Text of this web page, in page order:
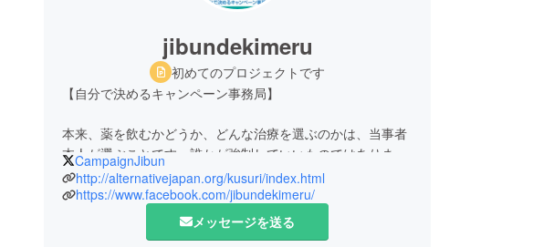
jibundekimeru
初めてのプロジェクトです
【自分で決めるキャンペーン事務局】
本来、薬を飲むかどうか、どんな治療を選ぶのかは、当事者
本人が選ぶことです。誰かが強制していいものではありませ
ん。自分の人生に関わる問題だからこそ自分で決める。『自
分で決める！薬を飲む飲まないキャンペーン』を通じて強制
服薬による被害を減らします。
CampaignJibun
http://alternativejapan.org/kusuri/index.html
https://www.facebook.com/jibundekimeru/
メッセージを送る